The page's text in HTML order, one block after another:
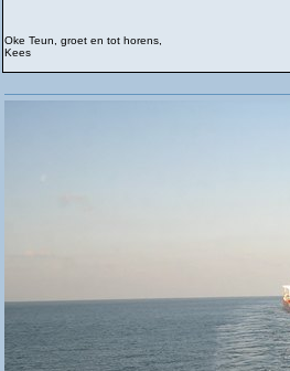
Oke Teun, groet en tot horens,
Kees